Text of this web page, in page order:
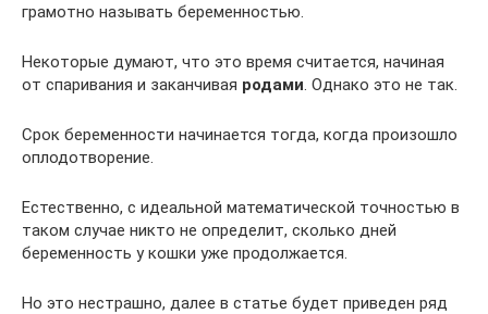
грамотно называть беременностью.
Некоторые думают, что это время считается, начиная
от спаривания и заканчивая родами. Однако это не так.
Срок беременности начинается тогда, когда произошло
оплодотворение.
Естественно, с идеальной математической точностью в
таком случае никто не определит, сколько дней
беременность у кошки уже продолжается.
Но это нестрашно, далее в статье будет приведен ряд